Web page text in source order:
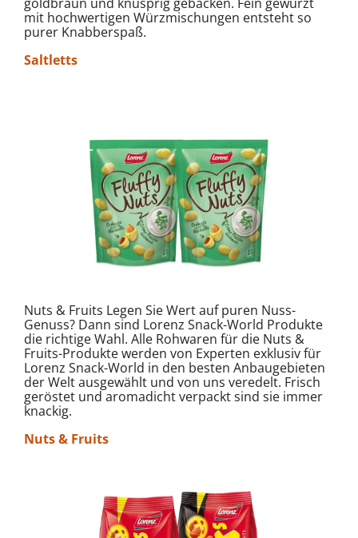
mit hochwertigen Würzmischungen entsteht so
purer Knabberspaß.
Saltletts
Nuts & Fruits Legen Sie Wert auf puren Nuss-
Genuss? Dann sind Lorenz Snack-World Produkte
die richtige Wahl. Alle Rohwaren für die Nuts &
Fruits-Produkte werden von Experten exklusiv für
Lorenz Snack-World in den besten Anbaugebieten
der Welt ausgewählt und von uns veredelt. Frisch
geröstet und aromadicht verpackt sind sie immer
knackig.
Nuts & Fruits